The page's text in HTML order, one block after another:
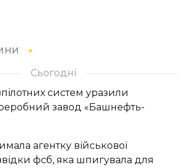
Сьогодні
систем уразили
завод «Башнефть-
агентку військової
фсб, яка шпигувала для